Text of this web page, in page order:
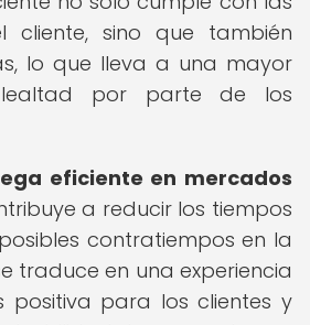
cliente, sino que también
lo que lleva a una mayor
por parte de los
eficiente en mercados
a reducir los tiempos
contratiempos en la
traduce en una experiencia
para los clientes y